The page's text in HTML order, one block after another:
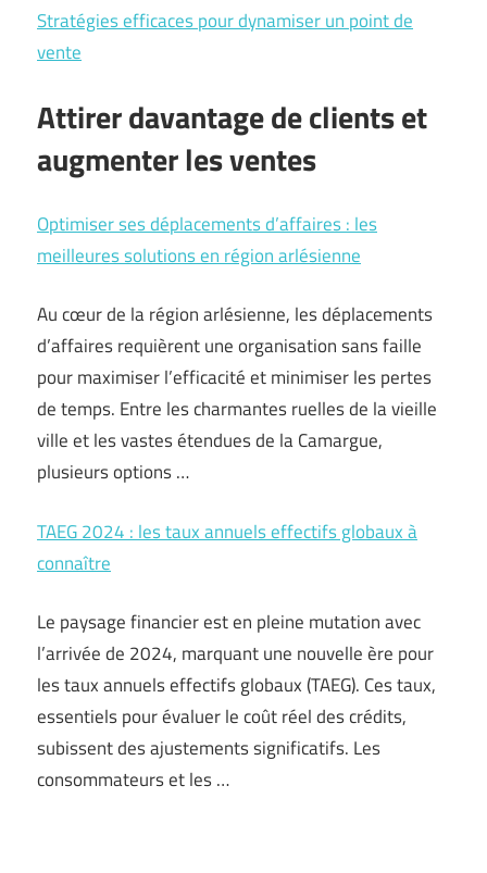
Stratégies efficaces pour dynamiser un point de
vente
Attirer davantage de clients et
augmenter les ventes
Optimiser ses déplacements d’affaires : les
meilleures solutions en région arlésienne
Au cœur de la région arlésienne, les déplacements
d’affaires requièrent une organisation sans faille
pour maximiser l’efficacité et minimiser les pertes
de temps. Entre les charmantes ruelles de la vieille
ville et les vastes étendues de la Camargue,
plusieurs options …
TAEG 2024 : les taux annuels effectifs globaux à
connaître
Le paysage financier est en pleine mutation avec
l’arrivée de 2024, marquant une nouvelle ère pour
les taux annuels effectifs globaux (TAEG). Ces taux,
essentiels pour évaluer le coût réel des crédits,
subissent des ajustements significatifs. Les
consommateurs et les …